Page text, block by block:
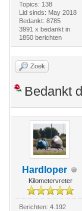
Topics: 138
Lid sinds: May 2018
Bedankt: 8785
3991 x bedankt in
1850 berichten
Zoek
Bedankt
Hardloper
Kilometervreter
Berichten: 4.192